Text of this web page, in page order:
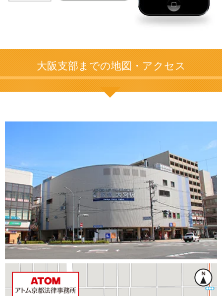
大阪支部までの地図・アクセス